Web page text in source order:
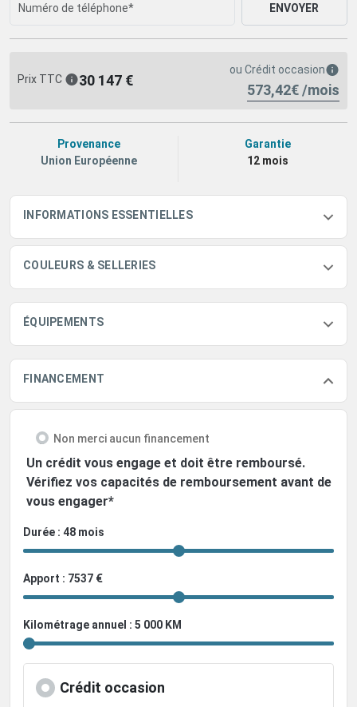
ENVOYER
Prix TTC 30 147 €
ou Crédit occasion
573,42€ /mois
Provenance
Union Européenne
Garantie
12 mois
INFORMATIONS ESSENTIELLES
COULEURS & SELLERIES
ÉQUIPEMENTS
FINANCEMENT
Non merci aucun financement
Un crédit vous engage et doit être remboursé.
Vérifiez vos capacités de remboursement avant de
vous engager*
Durée : 48 mois
Apport : 7537 €
Kilométrage annuel : 5 000 KM
Crédit occasion